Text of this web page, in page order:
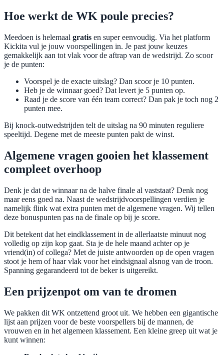
Hoe werkt de WK poule precies?
Meedoen is helemaal gratis en super eenvoudig. Via het platform
Kickita vul je jouw voorspellingen in. Je past jouw keuzes
gemakkelijk aan tot vlak voor de aftrap van de wedstrijd. Zo scoor
je de punten:
Voorspel je de exacte uitslag? Dan scoor je 10 punten.
Heb je de winnaar goed? Dat levert je 5 punten op.
Raad je de score van één team correct? Dan pak je toch nog 2
punten mee.
Bij knock-outwedstrijden telt de uitslag na 90 minuten reguliere
speeltijd. Degene met de meeste punten pakt de winst.
Algemene vragen gooien het klassement
compleet overhoop
Denk je dat de winnaar na de halve finale al vaststaat? Denk nog
maar eens goed na. Naast de wedstrijdvoorspellingen verdien je
namelijk flink wat extra punten met de algemene vragen. Wij tellen
deze bonuspunten pas na de finale op bij je score.
Dit betekent dat het eindklassement in de allerlaatste minuut nog
volledig op zijn kop gaat. Sta je de hele maand achter op je
vriend(in) of collega? Met de juiste antwoorden op de open vragen
stoot je hem of haar vlak voor het eindsignaal alsnog van de troon.
Spanning gegarandeerd tot de beker is uitgereikt.
Een prijzenpot om van te dromen
We pakken dit WK ontzettend groot uit. We hebben een gigantische
lijst aan prijzen voor de beste voorspellers bij de mannen, de
vrouwen en in het algemeen klassement. Een kleine greep uit wat je
kunt winnen: